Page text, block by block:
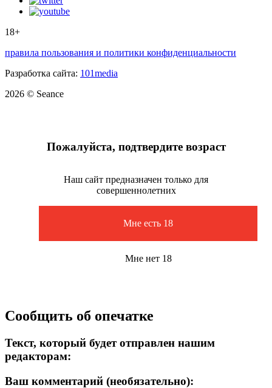
18+
правила пользования и политики конфиденциальности
Разработка сайта: 101media
2026 © Seance
Пожалуйста, подтвердите возраст
Наш сайт предназначен только для
совершеннолетних
Мне есть 18
Мне нет 18
Сообщить об опечатке
Текст, который будет отправлен нашим
редакторам:
Ваш комментарий (необязательно):